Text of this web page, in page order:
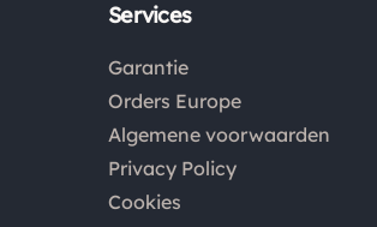
Services
Garantie
Orders Europe
Algemene voorwaarden
Privacy Policy
Cookies